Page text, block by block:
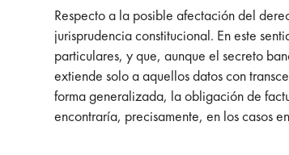
Respecto a la posible afectación del
jurisprudencia constitucional. En este
particulares, y que, aunque el secreto
extiende solo a aquellos datos con
forma generalizada, la obligación de
encontraría, precisamente, en los casos